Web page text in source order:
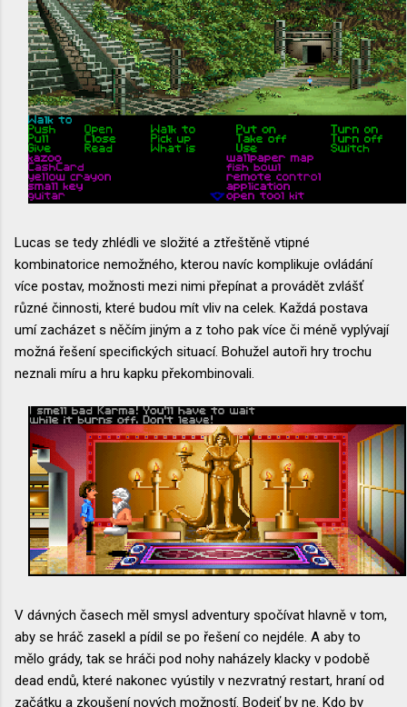
Lucas se tedy zhlédli ve složité a ztřeštěně vtipné
kombinatorice nemožného, kterou navíc komplikuje ovládání
více postav, možnosti mezi nimi přepínat a provádět zvlášť
různé činnosti, které budou mít vliv na celek. Každá postava
umí zacházet s něčím jiným a z toho pak více či méně vyplývají
možná řešení specifických situací. Bohužel autoři hry trochu
neznali míru a hru kapku překombinovali.
V dávných časech měl smysl adventury spočívat hlavně v tom,
aby se hráč zasekl a pídil se po řešení co nejdéle. A aby to
mělo grády, tak se hráči pod nohy naházely klacky v podobě
dead endů, které nakonec vyústily v nezvratný restart, hraní od
začátku a zkoušení nových možností. Bodejť by ne. Kdo by